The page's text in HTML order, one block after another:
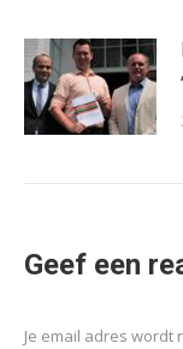
Geef een
Je email adres